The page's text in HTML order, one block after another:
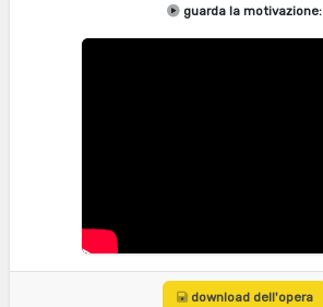
guarda la motivazione:
download dell'opera